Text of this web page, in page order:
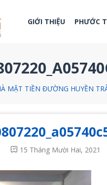
GIỚI THIỆU PHƯỚC
MẶT TIỀN ĐƯỜNG HUYỀN
15 Tháng Mười Hai, 2021